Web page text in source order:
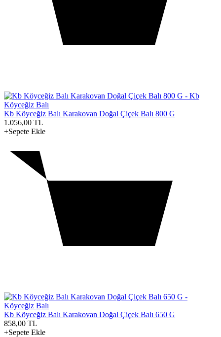
Kb Köyceğiz Balı Karakovan Doğal Çiçek Balı 800 G
1.056,00 TL
+Sepete Ekle
Kb Köyceğiz Balı Karakovan Doğal Çiçek Balı 650 G
858,00 TL
+Sepete Ekle